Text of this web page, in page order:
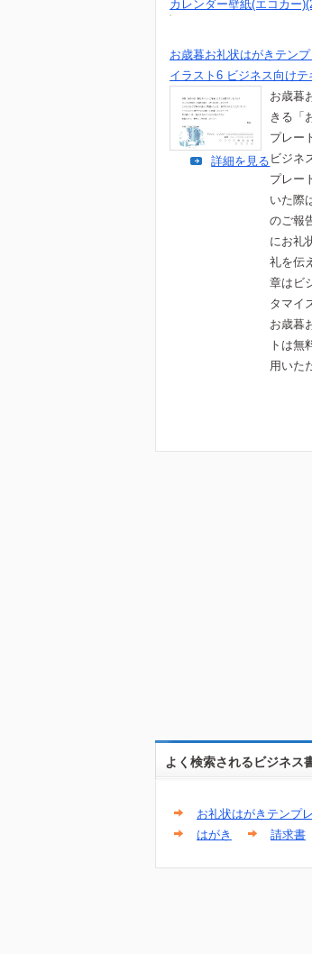
カレンダー壁紙(エコカー
お歳暮お礼状はがきテン
イラスト6 ビジネス向けテ
お歳暮
きる「
プレー
ビジネ
プレー
いた際
のご報
にお礼
礼を伝
章はビ
タマイ
お歳暮
トは無
用いた
詳細を見る
よく検索されるビジネス
お礼状はがきテンプ
はがき
請求書